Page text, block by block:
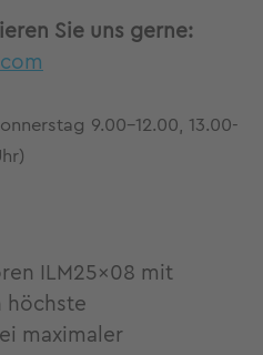
Sie uns gerne:
9.00-12.00, 13.00-
ILM25x08 mit
höchste
maximaler